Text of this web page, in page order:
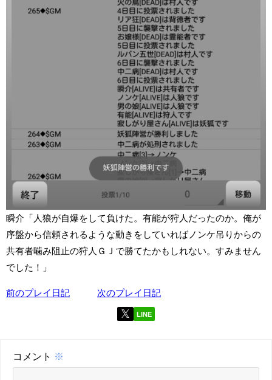
瞬介「人狼が自爆をして負けた。有能が狩人だったのか。俺が
序盤から信頼されるような動きをしていればノンケ吊りからの
共有者噛み阻止の狩人ＧＪで勝てたかもしれない。すみません
でした！」
前のプレイ日記 次のプレイ日記
LINE
コメント ※